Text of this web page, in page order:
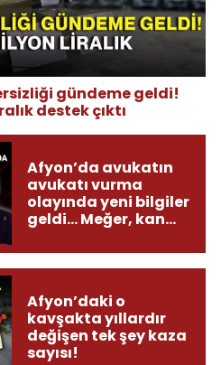
gündeme geldi!
destek çıktı
Afyon’da avukatın
avukatı vurma
olayında yeni bilgiler
geldi... Meğer, kan
olmuş...
Afyon’daki o
kavşakta yıllardır
değişen tek şey kaza
sayısı!